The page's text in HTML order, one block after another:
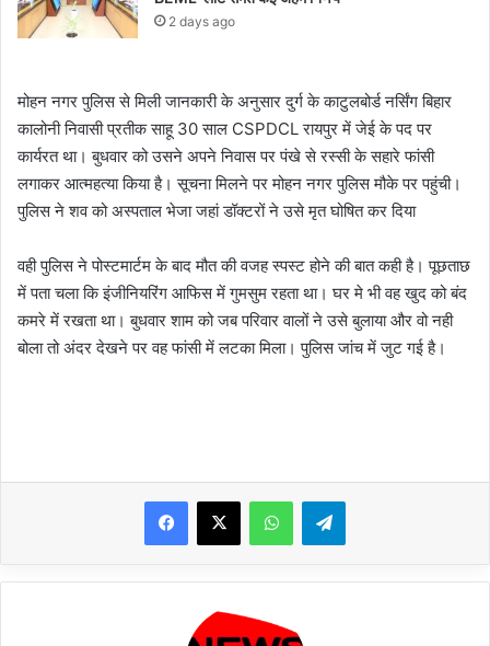
2 days ago
मोहन नगर पुलिस से मिली जानकारी के अनुसार दुर्ग के काटुलबोर्ड नर्सिंग बिहार
कालोनी निवासी प्रतीक साहू 30 साल CSPDCL रायपुर में जेई के पद पर
कार्यरत था। बुधवार को उसने अपने निवास पर पंखे से रस्सी के सहारे फांसी
लगाकर आत्महत्या किया है। सूचना मिलने पर मोहन नगर पुलिस मौके पर पहुंची।
पुलिस ने शव को अस्पताल भेजा जहां डॉक्टरों ने उसे मृत घोषित कर दिया
वही पुलिस ने पोस्टमार्टम के बाद मौत की वजह स्पस्ट होने की बात कही है। पूछताछ
में पता चला कि इंजीनियरिंग आफिस में गुमसुम रहता था। घर मे भी वह खुद को बंद
कमरे में रखता था। बुधवार शाम को जब परिवार वालों ने उसे बुलाया और वो नही
बोला तो अंदर देखने पर वह फांसी में लटका मिला। पुलिस जांच में जुट गई है।
WhatsAppTelegram